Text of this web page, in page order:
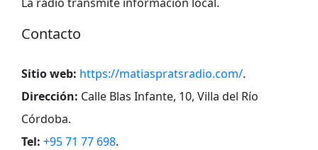
Contacto
Sitio web: https://matiaspratsradio.com/.
Dirección: Calle Blas Infante, 10, Villa del Río
Córdoba.
Tel: +95 71 77 698.